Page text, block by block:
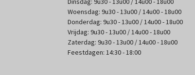
Woensdag: 9u30 - 13u00 / 14u00 - 18u00
Donderdag: 9u30 - 13u00 / 14u00 - 18u00
Vrijdag: 9u30 - 13u00 / 14u00 - 18u00
Zaterdag: 9u30 - 13u00 / 14u00 - 18u00
Feestdagen: 14:30 - 18:00